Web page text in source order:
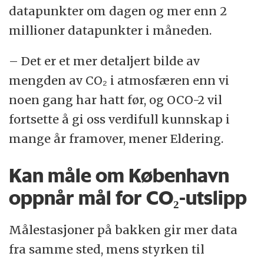
datapunkter om dagen og mer enn 2
millioner datapunkter i måneden.
– Det er et mer detaljert bilde av
mengden av CO₂ i atmosfæren enn vi
noen gang har hatt før, og OCO-2 vil
fortsette å gi oss verdifull kunnskap i
mange år framover, mener Eldering.
Kan måle om København
oppnår mål for CO₂-utslipp
Målestasjoner på bakken gir mer data
fra samme sted, mens styrken til